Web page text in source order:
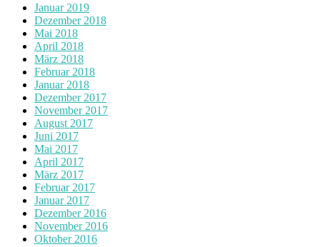
Januar 2019
Dezember 2018
Mai 2018
April 2018
März 2018
Februar 2018
Januar 2018
Dezember 2017
November 2017
August 2017
Juni 2017
Mai 2017
April 2017
März 2017
Februar 2017
Januar 2017
Dezember 2016
November 2016
Oktober 2016